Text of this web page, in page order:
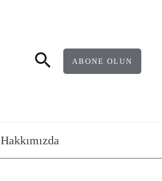
AramaABONE OLUN
Hakkımızda